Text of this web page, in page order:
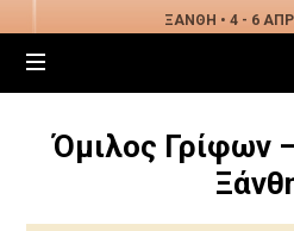
ΞΑΝΘΗ • 4 - 6
Όμιλος Γρίφων